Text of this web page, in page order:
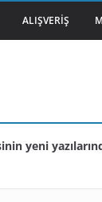
ALIŞVERIŞ
yeni